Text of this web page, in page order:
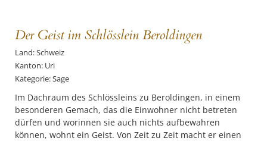
Der Geist im Schlösslein Beroldingen
Land: Schweiz
Kanton: Uri
Kategorie: Sage
Im Dachraum des Schlössleins zu Beroldingen, in einem
besonderen Gemach, das die Einwohner nicht betreten
dürfen und worinnen sie auch nichts aufbewahren
können, wohnt ein Geist. Von Zeit zu Zeit macht er einen